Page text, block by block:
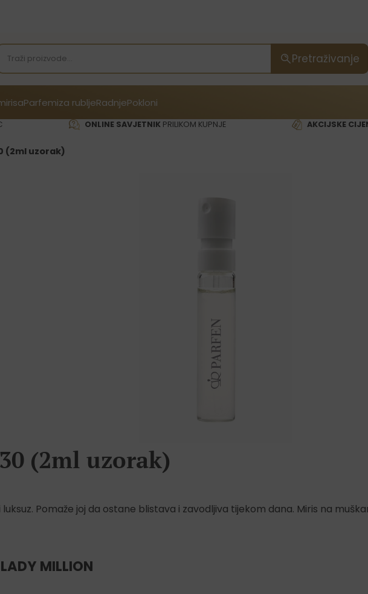
Pretraživanje
Parfemiza rubljeRadnjePokloni
ONLINE SAVJETNIKPRILIKOM KUPNJE AKCIJSKE
(2ml uzorak)
(2ml uzorak)
Pomaže joj da ostane blistava i zavodljiva tijekom dana. Miris na
MILLION